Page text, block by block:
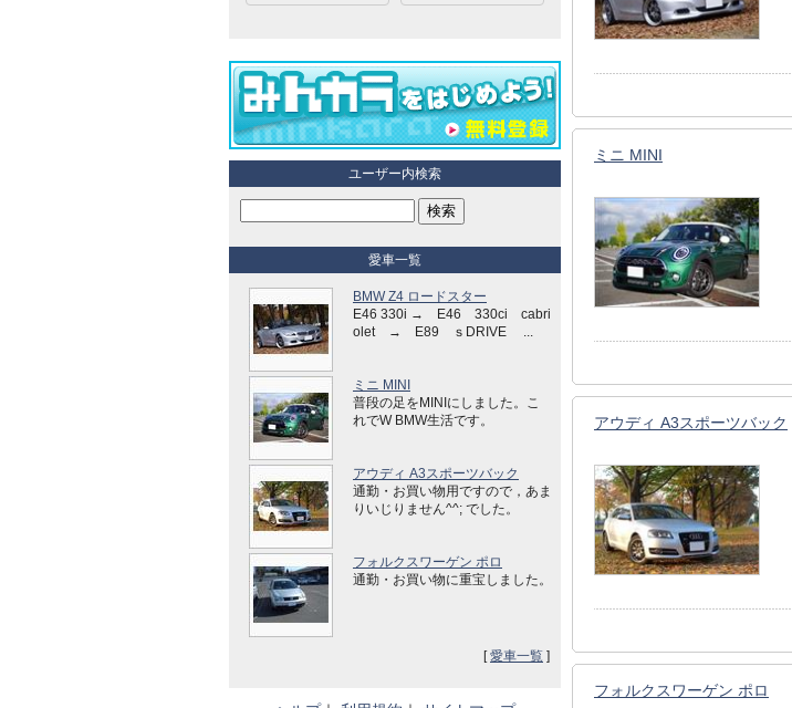
ミニ MINI
アウディ A3スポーツバック
フォルクスワーゲン ポロ
ユーザー内検索
愛車一覧
BMW Z4 ロードスター
E46 330i → E46 330ci cabri
olet → E89 ｓDRIVE ...
ミニ MINI
普段の足をMINIにしました。こ
れでW BMW生活です。
アウディ A3スポーツバック
通勤・お買い物用ですので，あま
りいじりません^^; でした。
フォルクスワーゲン ポロ
通勤・お買い物に重宝しました。
[愛車一覧 ]